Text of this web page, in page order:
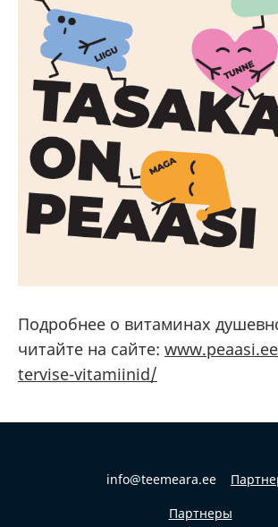
Подробнее о витаминах
читайте на сайте:
tervise-vitamiinid/
info@teemeara.ee
Партнеры